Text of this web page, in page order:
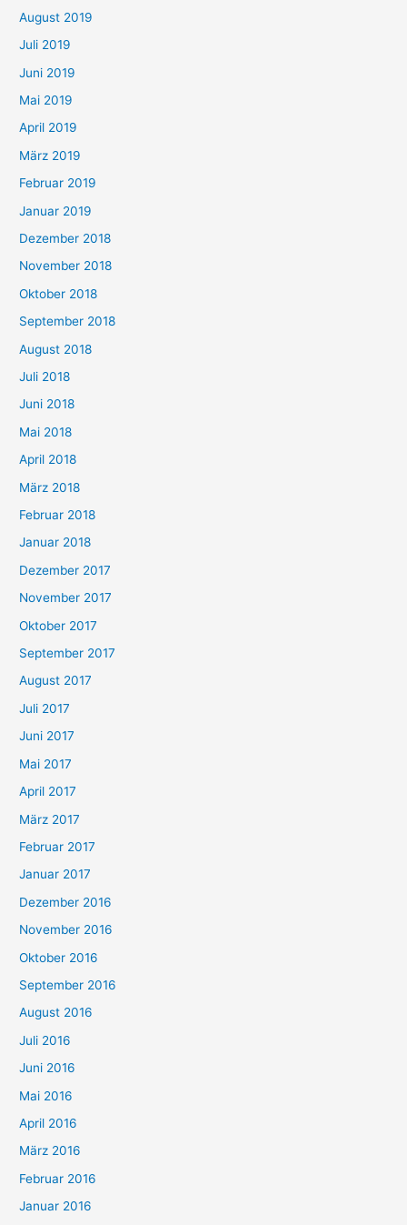
August 2019
Juli 2019
Juni 2019
Mai 2019
April 2019
März 2019
Februar 2019
Januar 2019
Dezember 2018
November 2018
Oktober 2018
September 2018
August 2018
Juli 2018
Juni 2018
Mai 2018
April 2018
März 2018
Februar 2018
Januar 2018
Dezember 2017
November 2017
Oktober 2017
September 2017
August 2017
Juli 2017
Juni 2017
Mai 2017
April 2017
März 2017
Februar 2017
Januar 2017
Dezember 2016
November 2016
Oktober 2016
September 2016
August 2016
Juli 2016
Juni 2016
Mai 2016
April 2016
März 2016
Februar 2016
Januar 2016